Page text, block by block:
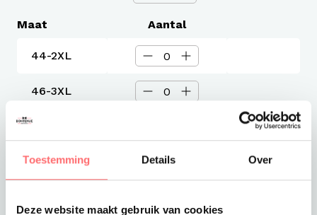
Toestemming Details Over
Deze website maakt gebruik van cookies
Maat Aantal
44-2XL
46-3XL
48-4XL
50-5XL